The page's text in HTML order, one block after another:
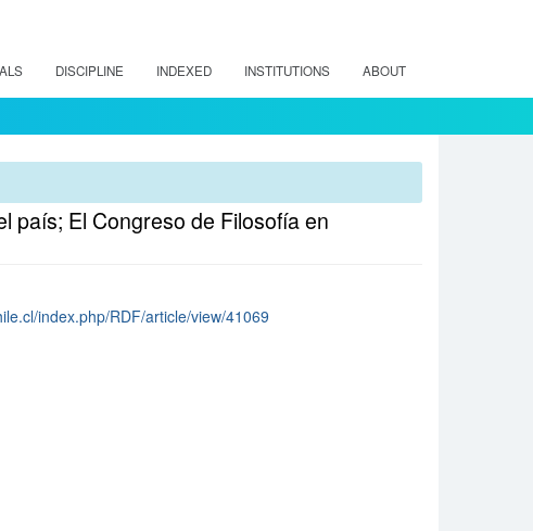
DISCIPLINE INDEXED INSTITUTIONS ABOUT
país; El Congreso de Filosofía en
index.php/RDF/article/view/41069